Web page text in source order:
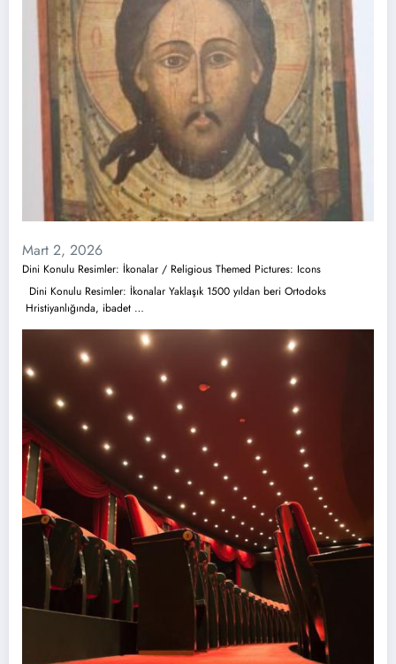
Mart 2, 2026
Dini Konulu Resimler: İkonalar / Religious Themed Pictures: Icons
Dini Konulu Resimler: İkonalar Yaklaşık 1500 yıldan beri Ortodoks
Hristiyanlığında, ibadet …